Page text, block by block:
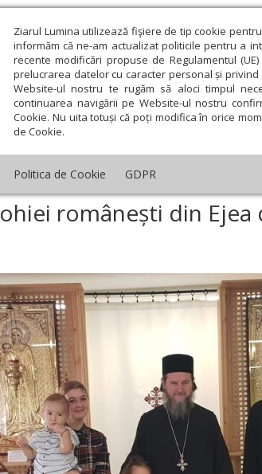
Ziarul Lumina utilizează fişiere de tip cookie
informăm că ne-am actualizat politicile pentru a
recente modificări propuse de Regulamentul
prelucrarea datelor cu caracter personal și
Website-ul nostru te rugăm să aloci timpul
continuarea navigării pe Website-ul nostru
Cookie. Nu uita totuși că poți modifica în orice
de Cookie.
Politica de Cookie GDPR
religioasă
Mesaje și cuvântări An omagial
Teologie și spiritualitate
religioasă › Diaspora › Hramul parohiei
românești din Ejea